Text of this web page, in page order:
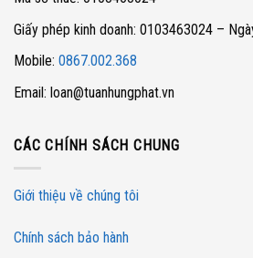
Giấy phép kinh doanh: 0103463024 –
Mobile: 0867.002.368
Email: loan@tuanhungphat.vn
CÁC CHÍNH SÁCH CHUNG
Giới thiệu về chúng tôi
Chính sách bảo hành